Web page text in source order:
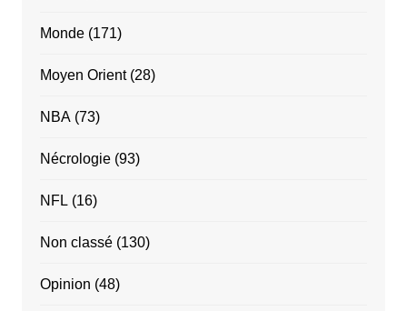
Monde(171)
Moyen Orient(28)
NBA(73)
Nécrologie(93)
NFL (16)
Non classé(130)
Opinion (48)